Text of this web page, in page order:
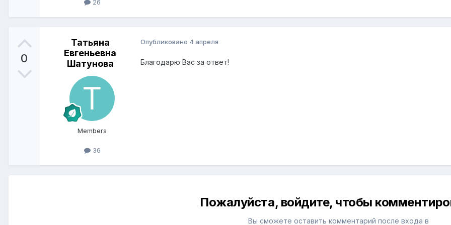
26
0
Татьяна
Евгеньевна
Шатунова
Members
36
Опубликовано 4 апреля
Благодарю Вас за ответ!
Пожалуйста, войдите, чтобы
Вы сможете оставить комментарий после входа в